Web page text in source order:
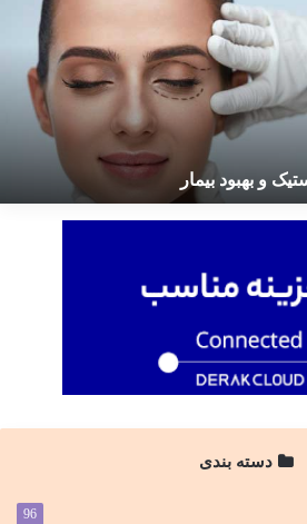
دسته بندی
96